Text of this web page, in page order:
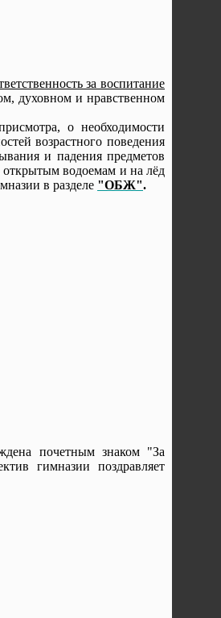
за воспитание
духовном и нравственном
о необходимости
возрастного поведения
и падения предметов
открытым водоемам и на лёд
в разделе "ОБЖ".
почетным знаком "За
гимназии поздравляет